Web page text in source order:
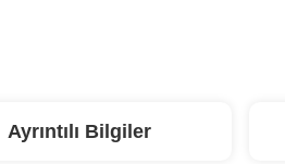
Ayrıntılı Bilgiler